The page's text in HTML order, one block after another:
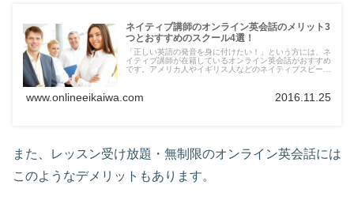
ネイティブ講師のオンライン英会話のメリット3
つとおすすめのスクール4選！
「正しい英語の発音を身に付けたい！」という方には、ネ
イティブ講師が在籍しているオンライン英会話がおすすめ
です。アメリカ人やイギリス人などのネイティブスピーカ
www.onlineeikaiwa.com 2016.11.25
また、レッスン受け放題・無制限のオンライン英会話には
このようなデメリットもあります。